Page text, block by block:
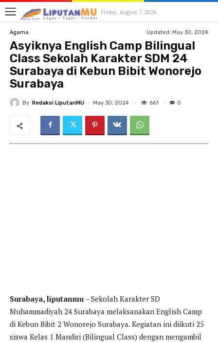
Friday, August 7, 2026
Agama Updated: May 30, 2024
Asyiknya English Camp Bilingual
Class Sekolah Karakter SDM 24
Surabaya di Kebun Bibit Wonorejo
Surabaya
By Redaksi LiputanMU May 30, 2024 661 0
Surabaya, liputanmu – Sekolah Karakter SD
Muhammadiyah 24 Surabaya melaksanakan English Camp
di Kebun Bibit 2 Wonorejo Surabaya. Kegiatan ini diikuti 25
siswa Kelas 1 Mandiri (Bilingual Class) dengan mengambil